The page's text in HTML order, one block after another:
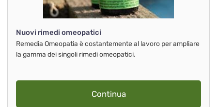
Nuovi rimedi omeopatici
Remedia Omeopatia è costantemente al lavoro per ampliare
la gamma dei singoli rimedi omeopatici.
Continua